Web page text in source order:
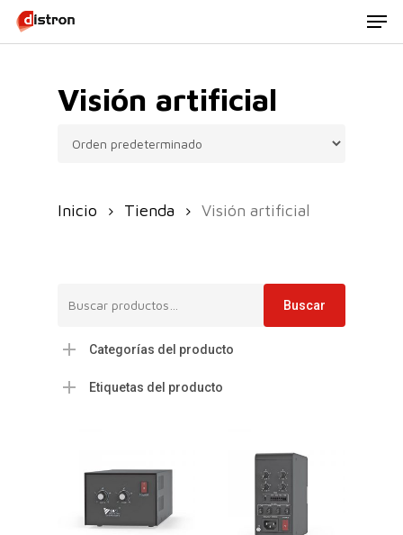
Skip
to
Visión artificial
Inicio Tienda Visión artificial
Buscar
Categorías del producto
Etiquetas del producto